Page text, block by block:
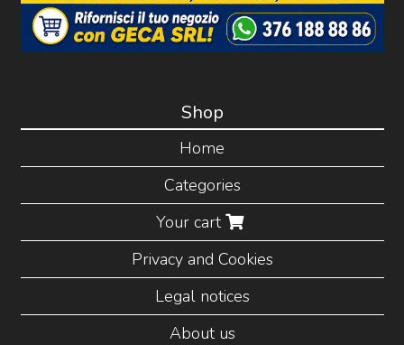
Shop
Home
Categories
Your cart
Privacy and Cookies
Legal notices
About us